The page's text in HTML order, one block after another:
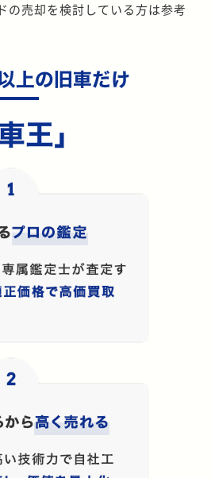
の売却を検討している方は参考